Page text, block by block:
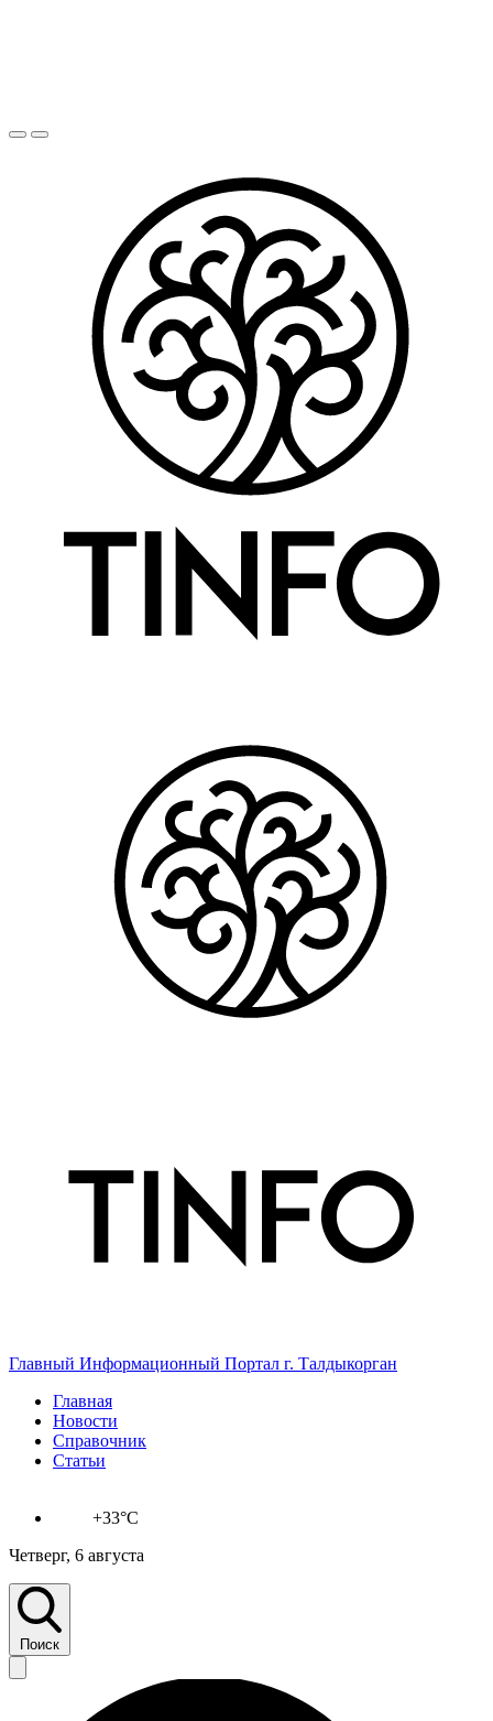
Главный Информационный Портал г. Талдыкорган
Главная
Новости
Справочник
Статьи
+33°C
Четверг, 6 августа
Поиск